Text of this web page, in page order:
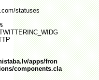
statuses
apps/fron
components.cla